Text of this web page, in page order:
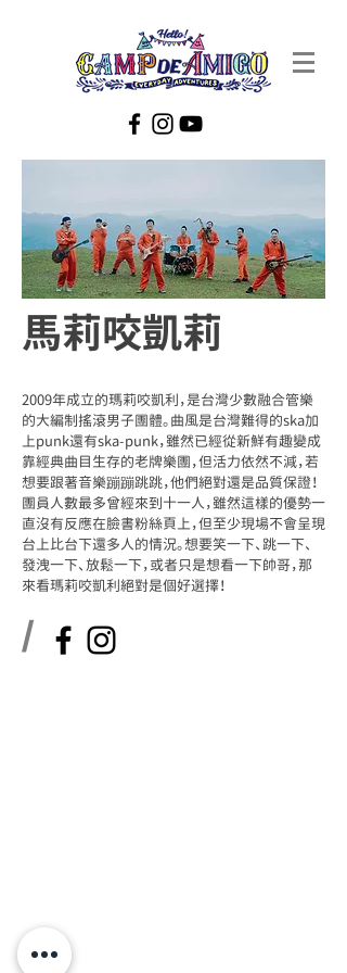
馬莉咬凱莉
2009年成立的瑪莉咬凱利，是台灣少數融合管樂
的大編制搖滾男子團體。曲風是台灣難得的ska加
上punk還有ska-punk，雖然已經從新鮮有趣變成
靠經典曲目生存的老牌樂團，但活力依然不減，若
想要跟著音樂蹦蹦跳跳，他們絕對還是品質保證！
團員人數最多曾經來到十一人，雖然這樣的優勢一
直沒有反應在臉書粉絲頁上，但至少現場不會呈現
台上比台下還多人的情況。想要笑一下、跳一下、
發洩一下、放鬆一下，或者只是想看一下帥哥，那
來看瑪莉咬凱利絕對是個好選擇！
/